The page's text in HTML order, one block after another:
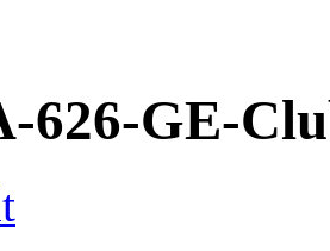
626-GE-